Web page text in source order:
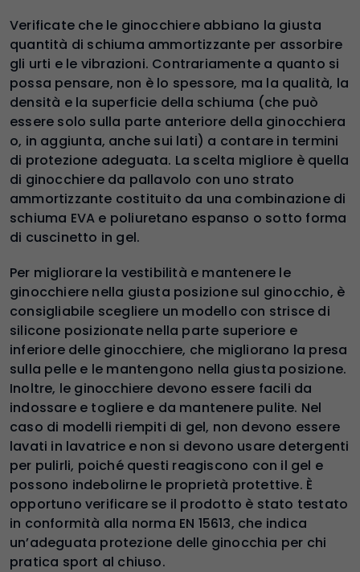
Verificate che le ginocchiere abbiano la giusta
quantità di schiuma ammortizzante per assorbire
gli urti e le vibrazioni. Contrariamente a quanto si
possa pensare, non è lo spessore, ma la qualità, la
densità e la superficie della schiuma (che può
essere solo sulla parte anteriore della ginocchiera
o, in aggiunta, anche sui lati) a contare in termini
di protezione adeguata. La scelta migliore è quella
di ginocchiere da pallavolo con uno strato
ammortizzante costituito da una combinazione di
schiuma EVA e poliuretano espanso o sotto forma
di cuscinetto in gel.
Per migliorare la vestibilità e mantenere le
ginocchiere nella giusta posizione sul ginocchio, è
consigliabile scegliere un modello con strisce di
silicone posizionate nella parte superiore e
inferiore delle ginocchiere, che migliorano la presa
sulla pelle e le mantengono nella giusta posizione.
Inoltre, le ginocchiere devono essere facili da
indossare e togliere e da mantenere pulite. Nel
caso di modelli riempiti di gel, non devono essere
lavati in lavatrice e non si devono usare detergenti
per pulirli, poiché questi reagiscono con il gel e
possono indebolirne le proprietà protettive. È
opportuno verificare se il prodotto è stato testato
in conformità alla norma EN 15613, che indica
un’adeguata protezione delle ginocchia per chi
pratica sport al chiuso.